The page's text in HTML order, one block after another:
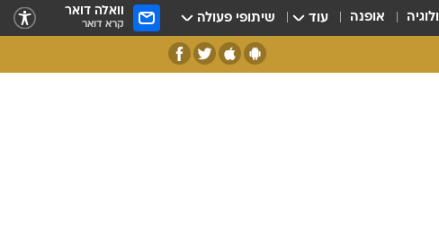
אופנה עוד שיתופי פעולה וואלה דואר
קרא דואר